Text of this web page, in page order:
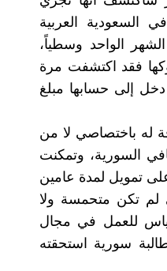
السعودية العربية
الواحد وسطياً،
فقد اكتشفت مرة
إلى حسابها مبلغ
له باختصاصي لا من
السورية، وتمكنت
تمويل لمدة عامين
لم تكن متحمسة ولا
للعمل في مجال
سورية استحقته